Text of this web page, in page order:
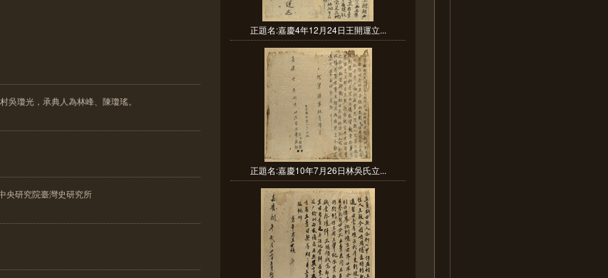
吳瓊光，承典人為林峰、陳瓊瑤。
央研究院臺灣史研究所
正題名:嘉慶4年12月24日王開運立...
正題名:嘉慶10年7月26日林吳氏立...